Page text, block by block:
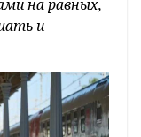
на равных,
и